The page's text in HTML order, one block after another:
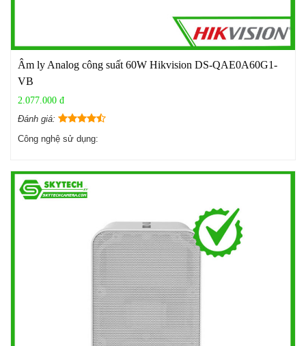
Âm ly Analog công suất 60W Hikvision DS-QAE0A60G1-
VB
2.077.000 đ
Đánh giá:
Công nghệ sử dụng: